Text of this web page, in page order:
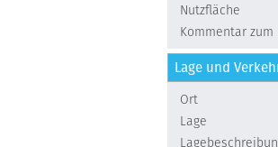
Nutzfläche
Kommentar zum
Lage und
Ort
Lage